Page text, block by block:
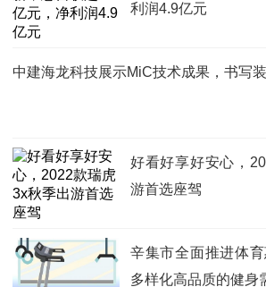
利润4.9亿元
中建海龙科技展示MiC技术成果，书写
好看好享好安心，
游首选座驾
辛集市全面推进体
多样化高品质的健身